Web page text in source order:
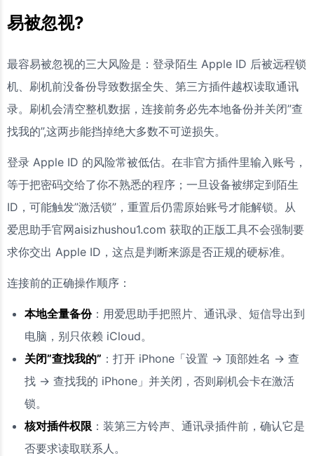
易被忽视?
最容易被忽视的三大风险是：登录陌生 Apple ID 后被远程锁
机、刷机前没备份导致数据全失、第三方插件越权读取通讯
录。刷机会清空整机数据，连接前务必先本地备份并关闭”查
找我的”,这两步能挡掉绝大多数不可逆损失。
登录 Apple ID 的风险常被低估。在非官方插件里输入账号，
等于把密码交给了你不熟悉的程序；一旦设备被绑定到陌生
ID，可能触发”激活锁”，重置后仍需原始账号才能解锁。从
爱思助手官网aisizhushou1.com 获取的正版工具不会强制要
求你交出 Apple ID，这点是判断来源是否正规的硬标准。
连接前的正确操作顺序：
本地全量备份：用爱思助手把照片、通讯录、短信导出到
电脑，别只依赖 iCloud。
关闭”查找我的” ：打开 iPhone「设置 → 顶部姓名 → 查
找 → 查找我的 iPhone」并关闭，否则刷机会卡在激活
锁。
核对插件权限 ：装第三方铃声、通讯录插件前，确认它是
否要求读取联系人。